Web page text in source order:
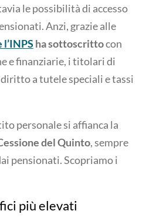
le possibilità di accesso
Anzi, grazie alle
ha sottoscrittocon
e finanziarie, i titolari di
a tutele speciali e tassi
personale si affianca la
del Quinto, sempre
pensionati. Scopriamo i
più elevati